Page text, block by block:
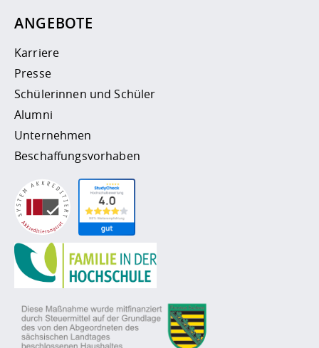
ANGEBOTE
Karriere
Presse
Schülerinnen und Schüler
Alumni
Unternehmen
Beschaffungsvorhaben